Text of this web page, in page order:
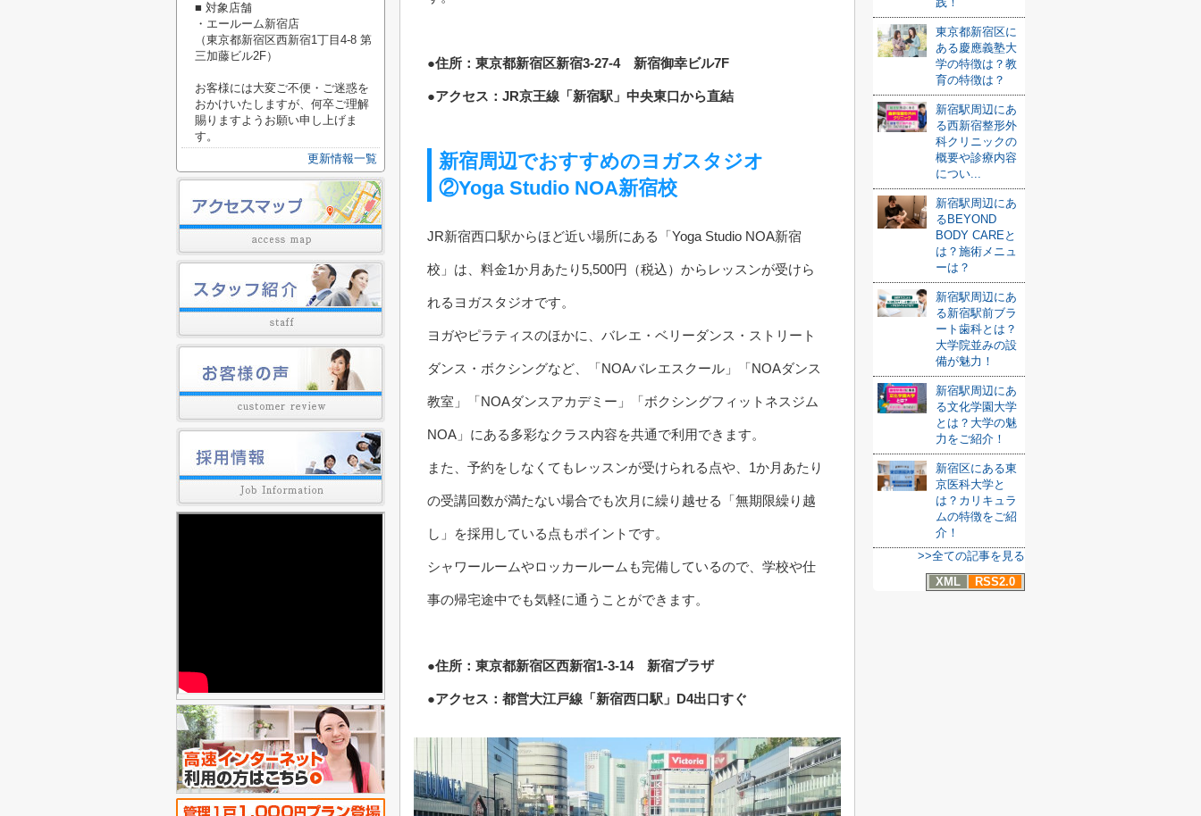
●住所：東京都新宿区新宿3-27-4 新宿御幸ビル7F
●アクセス：JR京王線「新宿駅」中央東口から直結
新宿周辺でおすすめのヨガスタジオ
②Yoga Studio NOA新宿校
JR新宿西口駅からほど近い場所にある「Yoga Studio NOA新宿
校」は、料金1か月あたり5,500円（税込）からレッスンが受けら
れるヨガスタジオです。
ヨガやピラティスのほかに、バレエ・ベリーダンス・ストリート
ダンス・ボクシングなど、「NOAバレエスクール」「NOAダンス
教室」「NOAダンスアカデミー」「ボクシングフィットネスジム
NOA」にある多彩なクラス内容を共通で利用できます。
また、予約をしなくてもレッスンが受けられる点や、1か月あたり
の受講回数が満たない場合でも次月に繰り越せる「無期限繰り越
し」を採用している点もポイントです。
シャワールームやロッカールームも完備しているので、学校や仕
事の帰宅途中でも気軽に通うことができます。
●住所：東京都新宿区西新宿1-3-14 新宿プラザ
●アクセス：都営大江戸線「新宿西口駅」D4出口すぐ
東京都新宿区に
ある慶應義塾大
学の特徴は？教
育の特徴は？
新宿駅周辺にあ
る西新宿整形外
科クリニックの
概要や診療内容
につい...
新宿駅周辺にあ
るBEYOND
BODY CAREと
は？施術メニュ
ーは？
新宿駅周辺にあ
る新宿駅前ブラ
ート歯科とは？
大学院並みの設
備が魅力！
新宿駅周辺にあ
る文化学園大学
とは？大学の魅
力をご紹介！
新宿区にある東
京医科大学と
は？カリキュラ
ムの特徴をご紹
介！
>>全ての記事を見る
XML
RSS2.0
■ 対象店舗
・エールーム新宿店
（東京都新宿区西新宿1丁目4-8 第
三加藤ビル2F）
お客様には大変ご不便・ご迷惑を
おかけいたしますが、何卒ご理解
賜りますようお願い申し上げま
す。
更新情報一覧